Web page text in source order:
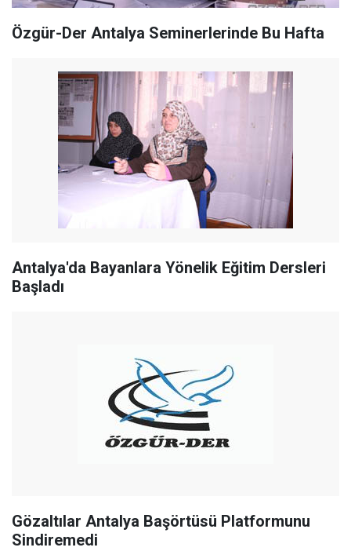
Özgür-Der Antalya Seminerlerinde Bu Hafta
Antalya'da Bayanlara Yönelik Eğitim Dersleri
Başladı
Gözaltılar Antalya Başörtüsü Platformunu
Sindiremedi